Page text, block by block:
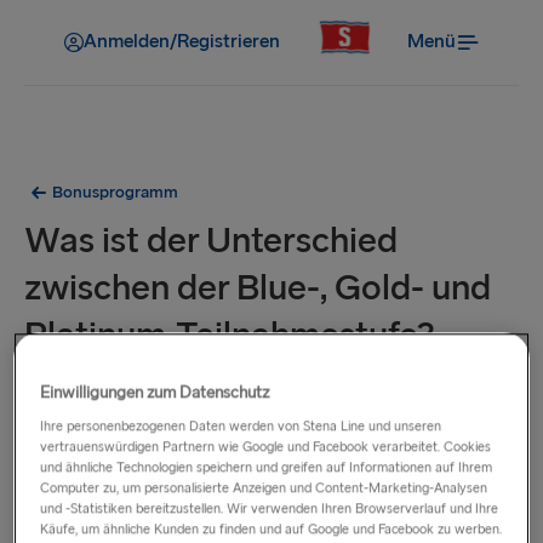
Anmelden/Registrieren Menü
Bonusprogramm
Was ist der Unterschied
zwischen der Blue-, Gold- und
Platinum-Teilnahmestufe?
Es gibt drei Stena MORE Teilnahmestufen: Blue, Gold und
Platinum.
Als neu registrierte Blue-Teilnehmer*insammeln Sie 5 Punkte
pro 1 € Umsatz bei Stena Line, profitieren von frühzeitigem
Einwilligungen zum Datenschutz
Ihre personenbezogenen Daten werden von Stena Line und unseren
vertrauenswürdigen Partnern wie Google und Facebook verarbeitet. Cookies
und ähnliche Technologien speichern und greifen auf Informationen auf Ihrem
Computer zu, um personalisierte Anzeigen und Content-Marketing-Analysen
und -Statistiken bereitzustellen. Wir verwenden Ihren Browserverlauf und Ihre
Käufe, um ähnliche Kunden zu finden und auf Google und Facebook zu werben.